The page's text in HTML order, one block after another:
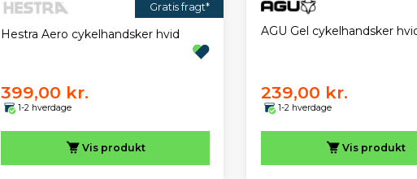
Gratis fragt*
Hestra Aero cykelhandsker hvid
399,00 kr.
1-2 hverdage
Vis produkt
AGU Gel cykelhandsker
239,00 kr.
1-2 hverdage
Vis produkt